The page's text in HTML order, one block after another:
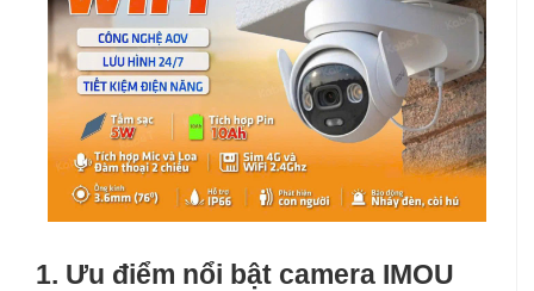
1. Ưu điểm nổi bật camera IMOU